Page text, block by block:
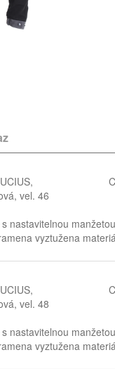
vel. 46
nastavitelnou
vyztužena
vel. 48
nastavitelnou
vyztužena